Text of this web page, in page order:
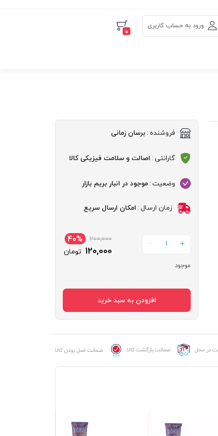
ورود به حساب کاربری
0
فروشنده : برسان زمانی
گارانتی : اصالت و سلامت فیزیکی کالا
وضعیت :موجود در انبار بریم بازار
زمان ارسال : امکان ارسال سریع
1
40% 200,000
120,000 تومان
موجود
موی
هو
شماره
افزودن به سبد خرید
در محل ضمانت بازگشت کالا ضمانت اصل بودن کالا